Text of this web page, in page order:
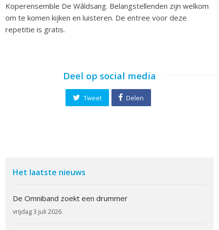
Koperensemble De Wâldsang. Belangstellenden zijn welkom
om te komen kijken en luisteren. De entree voor deze
repetitie is gratis.
Deel op social media
Tweet Delen
Het laatste nieuws
De Omniband zoekt een drummer
vrijdag 3 juli 2026